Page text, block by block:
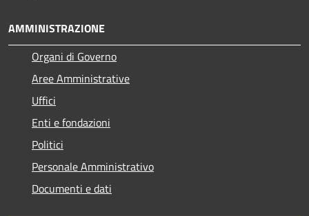
AMMINISTRAZIONE
Organi di Governo
Aree Amministrative
Uffici
Enti e fondazioni
Politici
Personale Amministrativo
Documenti e dati